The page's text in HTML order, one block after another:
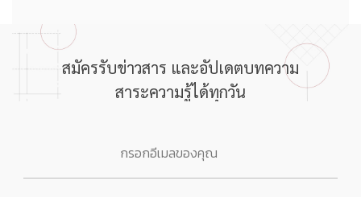
สมัครรับข่าวสาร และอัปเดตบทความ
สาระความรู้ได้ทุกวัน